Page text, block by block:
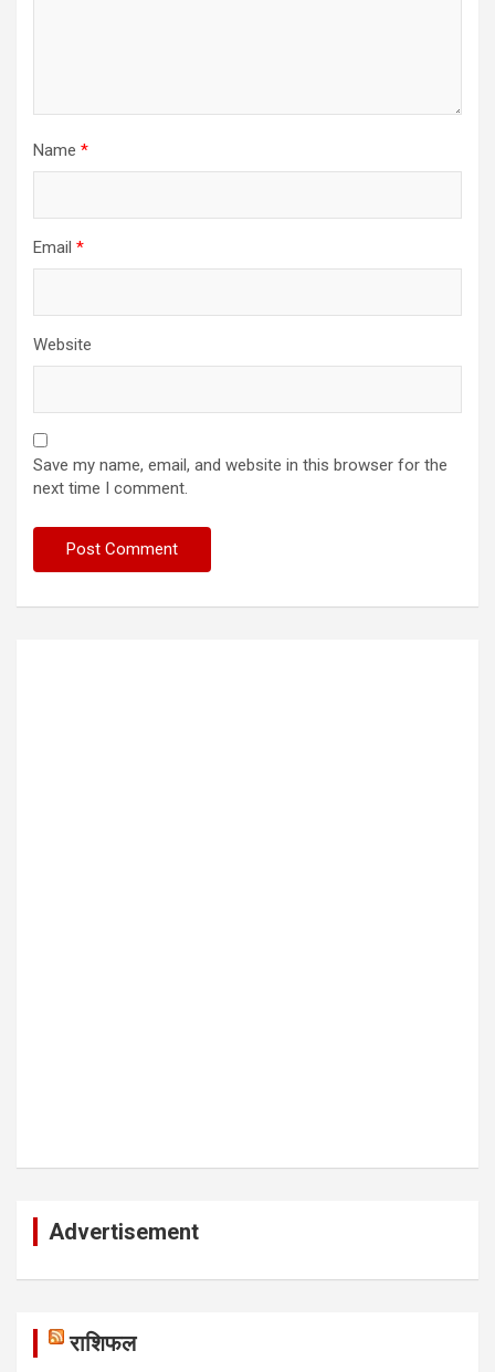
Name *
Email *
Website
Save my name, email, and website in this browser for the
next time I comment.
Advertisement
राशिफल